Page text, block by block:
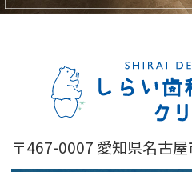
〒467-0007 愛知県名古